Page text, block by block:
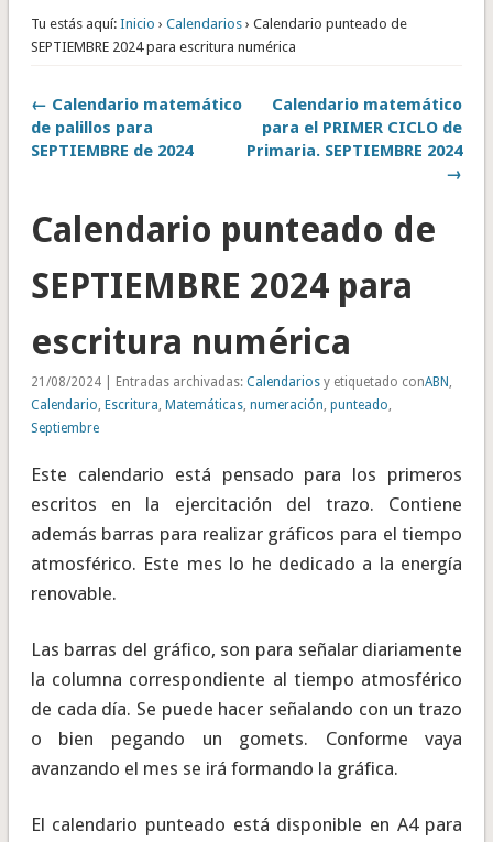
Tu estás aquí: Inicio › Calendarios› Calendario punteado de
SEPTIEMBRE 2024 para escritura numérica
← Calendario matemático
de palillos para
SEPTIEMBRE de 2024
Calendario matemático
para el PRIMER CICLO de
Primaria. SEPTIEMBRE 2024
→
Calendario punteado de
SEPTIEMBRE 2024 para
escritura numérica
21/08/2024 | Entradas archivadas: Calendariosy etiquetado conABN ,
Calendario, Escritura, Matemáticas, numeración, punteado,
Septiembre
Este calendario está pensado para los primeros
escritos en la ejercitación del trazo. Contiene
además barras para realizar gráficos para el tiempo
atmosférico. Este mes lo he dedicado a la energía
renovable.
Las barras del gráfico, son para señalar diariamente
la columna correspondiente al tiempo atmosférico
de cada día. Se puede hacer señalando con un trazo
o bien pegando un gomets. Conforme vaya
avanzando el mes se irá formando la gráfica.
El calendario punteado está disponible en A4 para